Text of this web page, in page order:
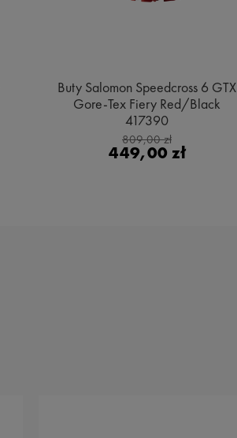
Buty Salomon Speedcross 6 GTX
Gore-Tex Fiery Red/Black
417390
809,00 zł
449,00 zł